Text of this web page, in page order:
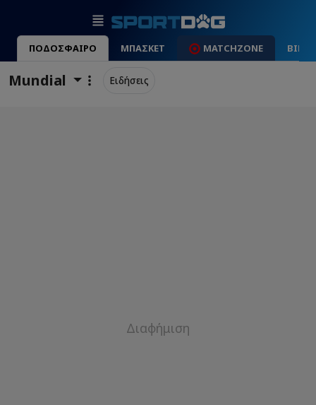
ΠΟΔΟΣΦΑΙΡΟ ΜΠΑΣΚΕΤ MATCHZONE
Mundial Ειδήσεις